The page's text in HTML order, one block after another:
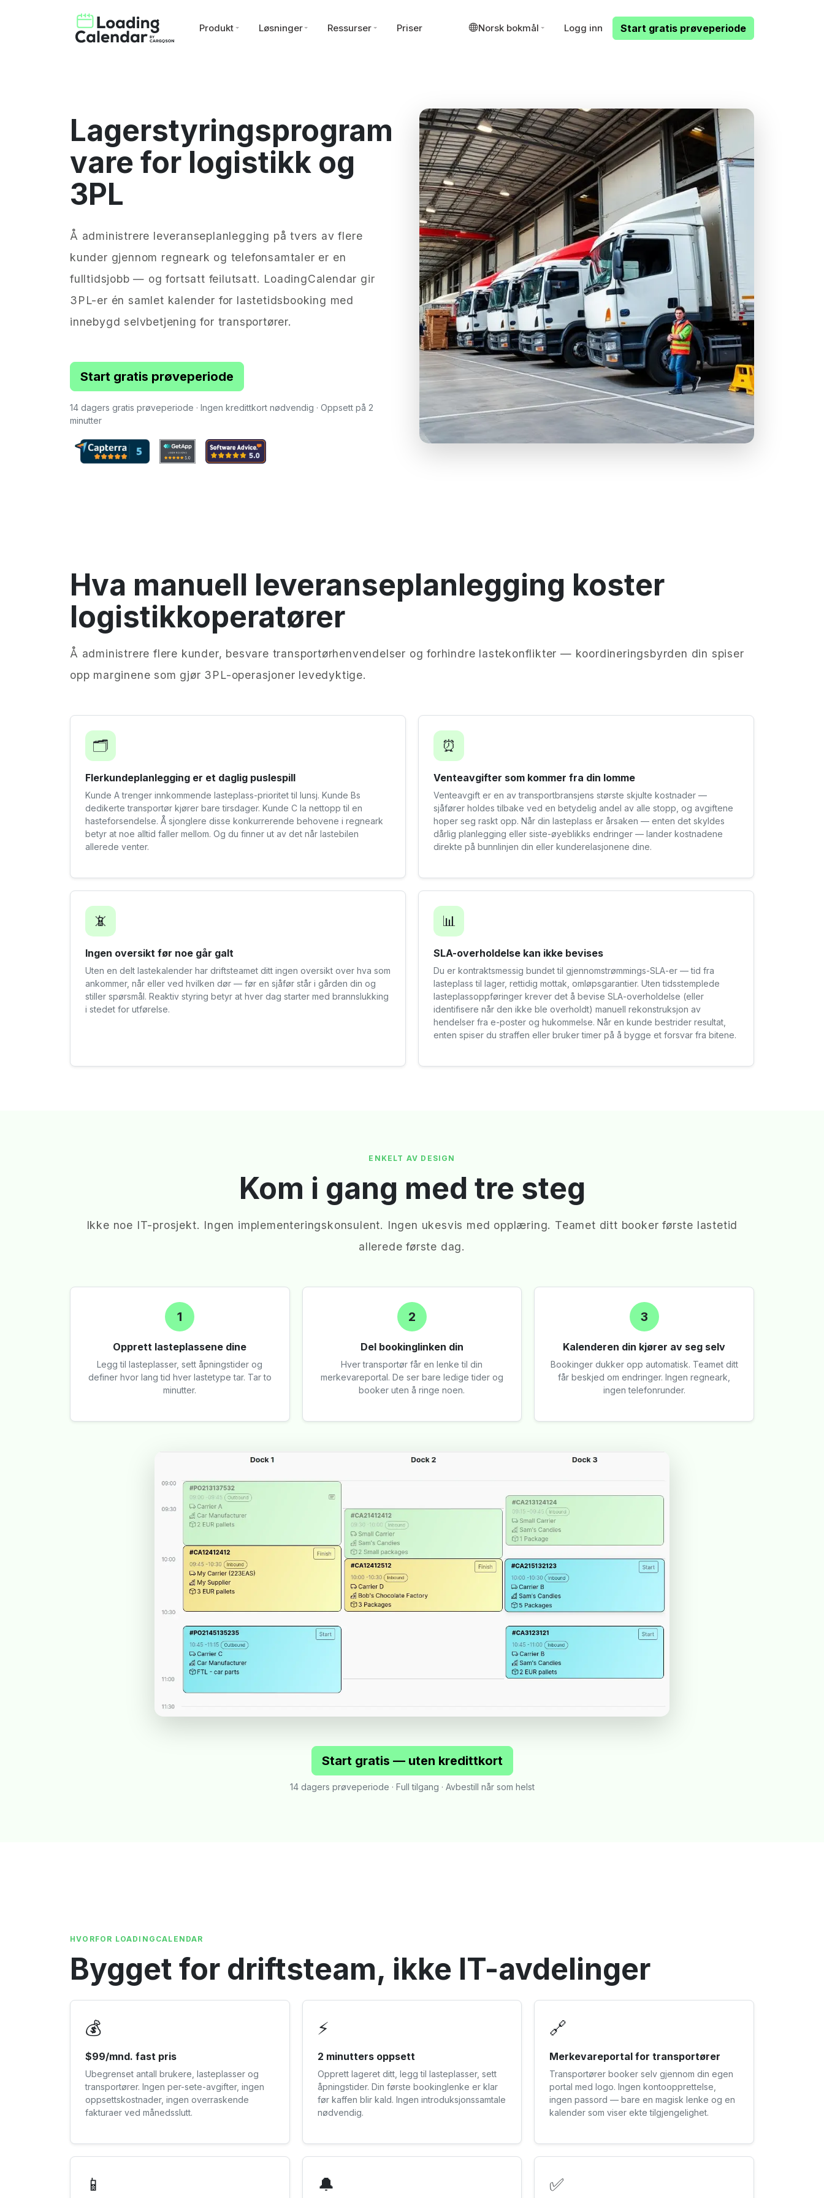
Produkt Løsninger Ressurser Priser Norsk bokmål Logg inn Start gratis prøveperiode
Lagerstyringsprogram
vare for logistikk og
3PL
Å administrere leveranseplanlegging på tvers av flere
kunder gjennom regneark og telefonsamtaler er en
fulltidsjobb — og fortsatt feilutsatt. LoadingCalendar gir
3PL-er én samlet kalender for lastetidsbooking med
innebygd selvbetjening for transportører.
Start gratis prøveperiode
14 dagers gratis prøveperiode · Ingen kredittkort nødvendig · Oppsett på 2
minutter
Hva manuell leveranseplanlegging koster
logistikkoperatører
Å administrere flere kunder, besvare transportørhenvendelser og forhindre lastekonflikter — koordineringsbyrden din spiser
opp marginene som gjør 3PL-operasjoner levedyktige.
🗂️
Flerkundeplanlegging er et daglig puslespill
Kunde A trenger innkommende lasteplass-prioritet til lunsj. Kunde Bs
dedikerte transportør kjører bare tirsdager. Kunde C la nettopp til en
hasteforsendelse. Å sjonglere disse konkurrerende behovene i regneark
betyr at noe alltid faller mellom. Og du finner ut av det når lastebilen
allerede venter.
⏰
Venteavgifter som kommer fra din lomme
Venteavgift er en av transportbransjens største skjulte kostnader —
sjåfører holdes tilbake ved en betydelig andel av alle stopp, og avgiftene
hoper seg raskt opp. Når din lasteplass er årsaken — enten det skyldes
dårlig planlegging eller siste-øyeblikks endringer — lander kostnadene
direkte på bunnlinjen din eller kunderelasjonene dine.
📵
Ingen oversikt før noe går galt
Uten en delt lastekalender har driftsteamet ditt ingen oversikt over hva som
ankommer, når eller ved hvilken dør — før en sjåfør står i gården din og
stiller spørsmål. Reaktiv styring betyr at hver dag starter med brannslukking
i stedet for utførelse.
📊
SLA-overholdelse kan ikke bevises
Du er kontraktsmessig bundet til gjennomstrømmings-SLA-er — tid fra
lasteplass til lager, rettidig mottak, omløpsgarantier. Uten tidsstemplede
lasteplassoppføringer krever det å bevise SLA-overholdelse (eller
identifisere når den ikke ble overholdt) manuell rekonstruksjon av
hendelser fra e-poster og hukommelse. Når en kunde bestrider resultat,
enten spiser du straffen eller bruker timer på å bygge et forsvar fra bitene.
ENKELT AV DESIGN
Kom i gang med tre steg
Ikke noe IT-prosjekt. Ingen implementeringskonsulent. Ingen ukesvis med opplæring. Teamet ditt booker første lastetid
allerede første dag.
1
Opprett lasteplassene dine
Legg til lasteplasser, sett åpningstider og
definer hvor lang tid hver lastetype tar. Tar to
minutter.
2
Del bookinglinken din
Hver transportør får en lenke til din
merkevareportal. De ser bare ledige tider og
booker uten å ringe noen.
3
Kalenderen din kjører av seg selv
Bookinger dukker opp automatisk. Teamet ditt
får beskjed om endringer. Ingen regneark,
ingen telefonrunder.
Start gratis — uten kredittkort
14 dagers prøveperiode · Full tilgang · Avbestill når som helst
HVORFOR LOADINGCALENDAR
Bygget for driftsteam, ikke IT-avdelinger
💰
$99/mnd. fast pris
Ubegrenset antall brukere, lasteplasser og
transportører. Ingen per-sete-avgifter, ingen
oppsettskostnader, ingen overraskende
fakturaer ved månedsslutt.
⚡
2 minutters oppsett
Opprett lageret ditt, legg til lasteplasser, sett
åpningstider. Din første bookinglenke er klar
før kaffen blir kald. Ingen introduksjonssamtale
nødvendig.
🔗
Merkevareportal for transportører
Transportører booker selv gjennom din egen
portal med logo. Ingen kontoopprettelse,
ingen passord — bare en magisk lenke og en
kalender som viser ekte tilgjengelighet.
📱 🔔 ✅